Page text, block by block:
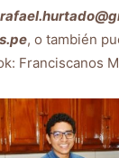
, o también
Franciscanos